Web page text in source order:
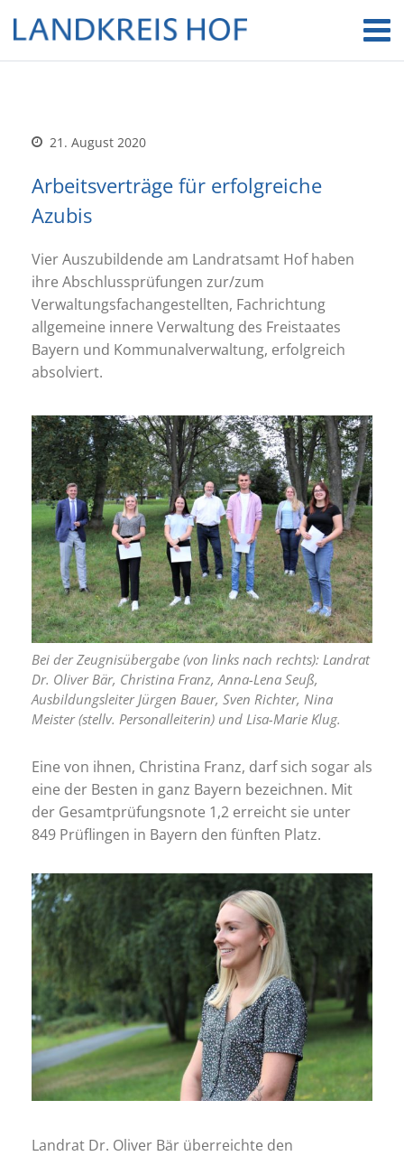
21. August 2020
Arbeitsverträge für erfolgreiche
Azubis
Vier Auszubildende am Landratsamt Hof haben
ihre Abschlussprüfungen zur/zum
Verwaltungsfachangestellten, Fachrichtung
allgemeine innere Verwaltung des Freistaates
Bayern und Kommunalverwaltung, erfolgreich
absolviert.
Bei der Zeugnisübergabe (von links nach rechts): Landrat
Dr. Oliver Bär, Christina Franz, Anna-Lena Seuß,
Ausbildungsleiter Jürgen Bauer, Sven Richter, Nina
Meister (stellv. Personalleiterin) und Lisa-Marie Klug.
Eine von ihnen, Christina Franz, darf sich sogar als
eine der Besten in ganz Bayern bezeichnen. Mit
der Gesamtprüfungsnote 1,2 erreicht sie unter
849 Prüflingen in Bayern den fünften Platz.
Landrat Dr. Oliver Bär überreichte den